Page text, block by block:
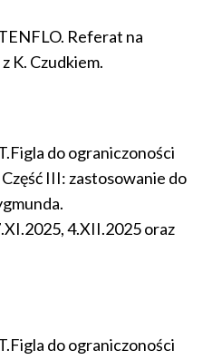
Referat na
K. Czudkiem.
do ograniczoności
III: zastosowanie do
4.XII.2025 oraz
do ograniczoności